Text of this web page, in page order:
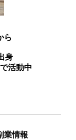
ら
身
活動中
業情報